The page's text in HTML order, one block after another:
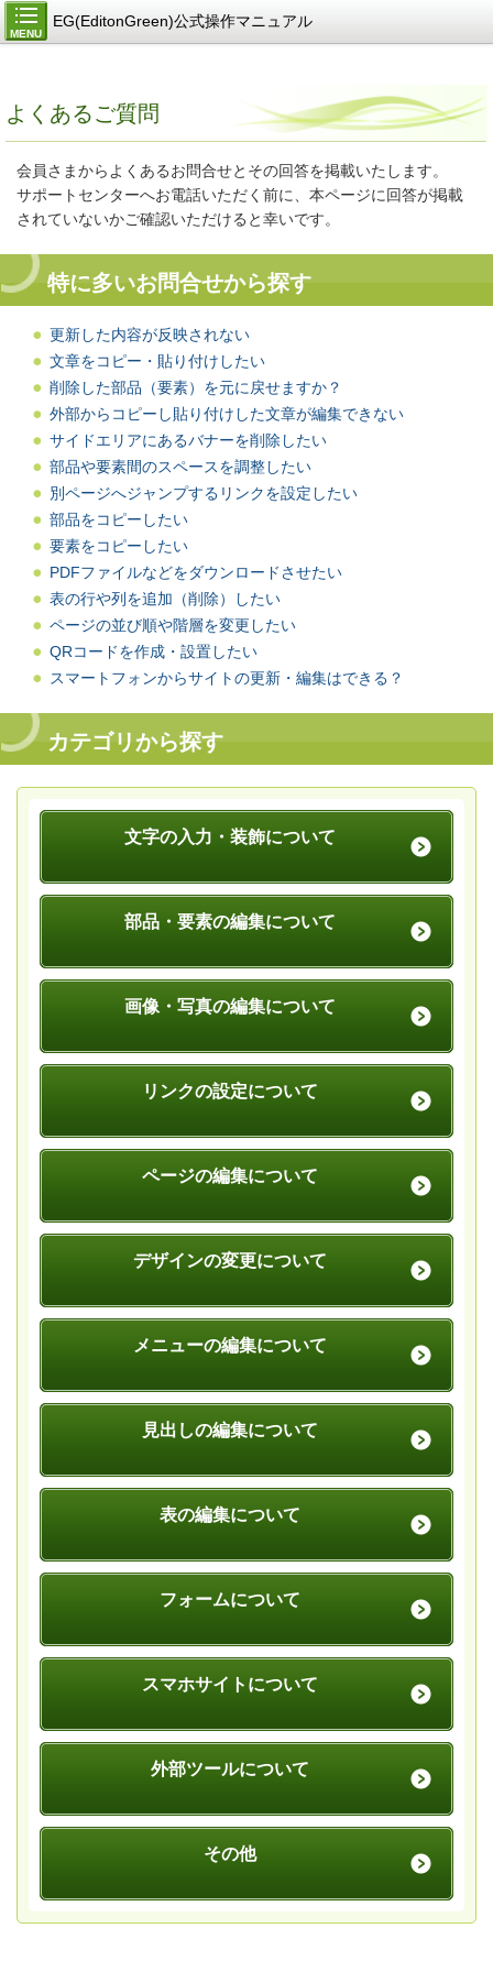
MENU
EG(EditonGreen)公式操作マニュアル
よくあるご質問
会員さまからよくあるお問合せとその回答を掲載いたします。
サポートセンターへお電話いただく前に、本ページに回答が掲載
されていないかご確認いただけると幸いです。
特に多いお問合せから探す
更新した内容が反映されない
文章をコピー・貼り付けしたい
削除した部品（要素）を元に戻せますか？
外部からコピーし貼り付けした文章が編集できない
サイドエリアにあるバナーを削除したい​
部品や要素間のスペースを調整したい
別ページへジャンプするリンクを設定したい
部品をコピーしたい
要素をコピーしたい
PDFファイルなどをダウンロードさせたい
表の行や列を追加（削除）したい
ページの並び順や階層を変更したい
QRコードを作成・設置したい
スマートフォンからサイトの更新・編集はできる？
カテゴリから探す
文字の入力・装飾について
部品・要素の編集について
画像・写真の編集について
リンクの設定について
ページの編集について
デザインの変更について
メニューの編集について
見出しの編集について
表の編集について
フォームについて
スマホサイトについて
外部ツールについて
その他